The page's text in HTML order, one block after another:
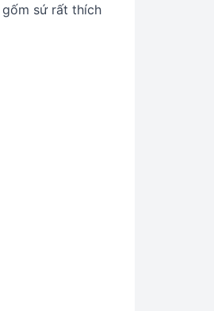
sứ rất thích